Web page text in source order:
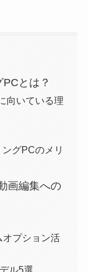
とは？
向いている理
グPCのメリ
画編集への
オプション活
ル5選